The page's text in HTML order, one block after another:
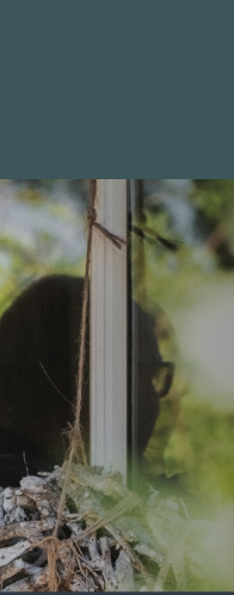
MANDATE
CDU-
Stadt